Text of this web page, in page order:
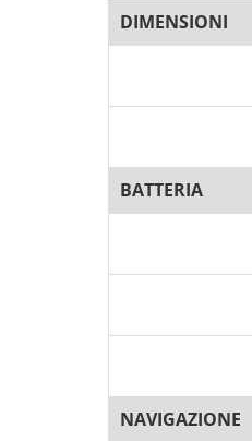
DIMENSIONI
BATTERIA
NAVIGAZIONE